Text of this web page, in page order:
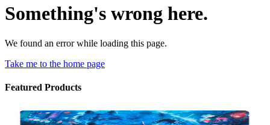
Something's wrong here.
We found an error while loading this page.
Take me to the home page
Featured Products